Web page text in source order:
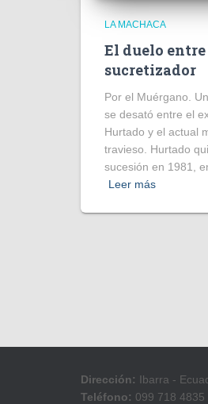
LA MACHACA
El duelo
sucretizador
Por el Muérgano.
se desató entre el
Hurtado y el actual
travieso. Hurtado
sucesión en 1981,
Leer más
Dirección: Ibarra -
Teléfono: 099 718 4835